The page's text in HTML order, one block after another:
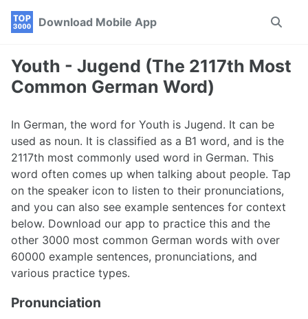
Skip
navigation
Skip
Skip
Download Mobile App
Toggle
Youth - Jugend (The 2117th Most
Common German Word)
In German, the word for Youth is Jugend. It can be
used as noun. It is classified as a B1 word, and is the
2117th most commonly used word in German. This
word often comes up when talking about people. Tap
on the speaker icon to listen to their pronunciations,
and you can also see example sentences for context
below. Download our app to practice this and the
other 3000 most common German words with over
60000 example sentences, pronunciations, and
various practice types.
Pronunciation